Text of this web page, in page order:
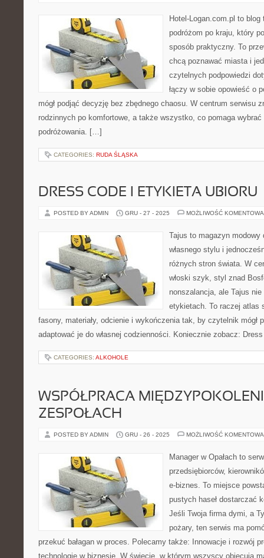
Hotel-Logan.com.pl to
podróżom po kraju, który
sposób praktyczny. To
chcą poznawać miasta i
czytelnych podpowiedzi
łączy w sobie opowieść o
mógł podjąć decyzję bez zbędnego chaosu. W centrum serwisu
rodzinnych po komfortowe, a także wszystko, co pomaga
podróżowania. […]
CATEGORIES: RUDA ŚLĄSKA
DRESS CODE I ETYKIETA UBIORU
POSTED BY ADMIN GRU - 27 - 2025 MOŻLIWOŚĆ
Tajus to magazyn
własnego stylu i
różnych stron świata. W
włoski szyk, styl znad
nonszalancja, ale Tajus
etykietach. To raczej atlas
fasony, materiały, odcienie i wykończenia tak, by czytelnik mógł
adaptować je do własnej codzienności. Koniecznie zobacz:
CATEGORIES: ALKOHOLE
WSPÓŁPRACA
ZESPOŁACH
POSTED BY ADMIN GRU - 26 - 2025 MOŻLIWOŚĆ
Manager w Opałach to
przedsiębiorców,
e-biznes. To miejsce
pustych haseł dostarczać
Jeśli Twoja firma dymi, a
pożary, ten serwis ma
przekuć bałagan w proces. Polecamy także: Innowacje i rozwój
technologie w biznesie. W świecie, w którym wszyscy obiecują